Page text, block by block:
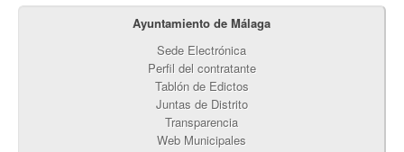
Ayuntamiento de Málaga
Sede Electrónica
Perfil del contratante
Tablón de Edictos
Juntas de Distrito
Transparencia
Web Municipales